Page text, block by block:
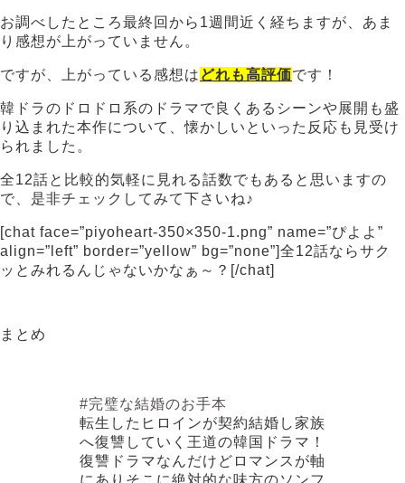
お調べしたところ最終回から1週間近く経ちますが、あま
り感想が上がっていません。
ですが、上がっている感想は どれも高評価です！
韓ドラのドロドロ系のドラマで良くあるシーンや展開も盛
り込まれた本作について、懐かしいといった反応も見受け
られました。
全12話と比較的気軽に見れる話数でもあると思いますの
で、是非チェックしてみて下さいね♪
[chat face=”piyoheart-350×350-1.png” name=”ぴよよ”
align=”left” border=”yellow” bg=”none”]全12話ならサク
ッとみれるんじゃないかなぁ～？[/chat]
まとめ
#完璧な結婚のお手本
転生したヒロインが契約結婚し家族
へ復讐していく王道の韓国ドラマ！
復讐ドラマなんだけどロマンスが軸
にありそこに絶対的な味方のソンフ